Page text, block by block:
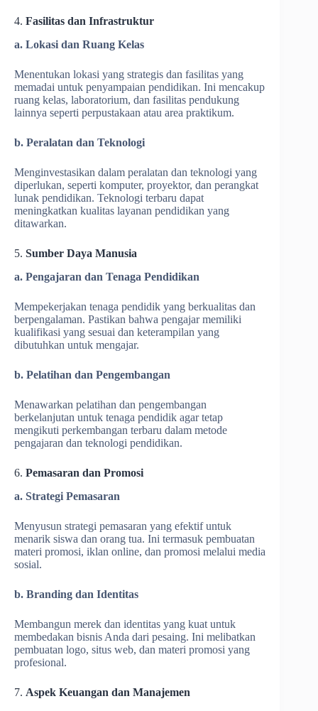
4. Fasilitas dan Infrastruktur
a. Lokasi dan Ruang Kelas
Menentukan lokasi yang strategis dan fasilitas yang
memadai untuk penyampaian pendidikan. Ini mencakup
ruang kelas, laboratorium, dan fasilitas pendukung
lainnya seperti perpustakaan atau area praktikum.
b. Peralatan dan Teknologi
Menginvestasikan dalam peralatan dan teknologi yang
diperlukan, seperti komputer, proyektor, dan perangkat
lunak pendidikan. Teknologi terbaru dapat
meningkatkan kualitas layanan pendidikan yang
ditawarkan.
5. Sumber Daya Manusia
a. Pengajaran dan Tenaga Pendidikan
Mempekerjakan tenaga pendidik yang berkualitas dan
berpengalaman. Pastikan bahwa pengajar memiliki
kualifikasi yang sesuai dan keterampilan yang
dibutuhkan untuk mengajar.
b. Pelatihan dan Pengembangan
Menawarkan pelatihan dan pengembangan
berkelanjutan untuk tenaga pendidik agar tetap
mengikuti perkembangan terbaru dalam metode
pengajaran dan teknologi pendidikan.
6. Pemasaran dan Promosi
a. Strategi Pemasaran
Menyusun strategi pemasaran yang efektif untuk
menarik siswa dan orang tua. Ini termasuk pembuatan
materi promosi, iklan online, dan promosi melalui media
sosial.
b. Branding dan Identitas
Membangun merek dan identitas yang kuat untuk
membedakan bisnis Anda dari pesaing. Ini melibatkan
pembuatan logo, situs web, dan materi promosi yang
profesional.
7. Aspek Keuangan dan Manajemen